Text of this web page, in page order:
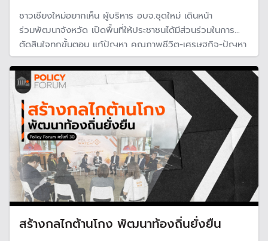
ชาวเชียงใหม่อยากเห็น ผู้บริหาร อบจ.ชุดใหม่ เดินหน้า
ร่วมพัฒนาจังหวัด เปิดพื้นที่ให้ประชาชนได้มีส่วนร่วมในการ
ตัดสินใจทุกขั้นตอน แก้ปัญหา คุณภาพชีวิต-เศรษฐกิจ-ปัญหา
ฝุ่นควัน-การศึกษา-สิทธิการเดินทาง และการกระจายอำนาจ
สร้างกลไกต้านโกง พัฒนาท้องถิ่นยั่งยืน